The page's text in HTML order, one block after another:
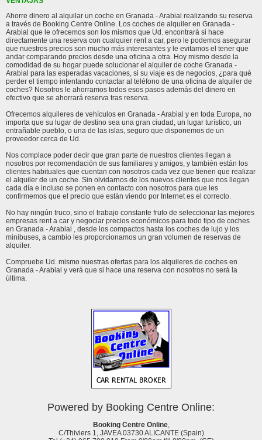
Ahorre dinero al alquilar un coche en Granada - Arabial realizando su reserva
a través de Booking Centre Online. Los coches de alquiler en Granada -
Arabial que le ofrecemos son los mismos que Ud. encontrará si hace
directamente una reserva con cualquier rent a car, pero le podemos asegurar
que nuestros precios son mucho más interesantes y le evitamos el tener que
andar comparando precios desde una oficina a otra. Hoy mismo desde la
comodidad de su hogar puede solucionar el alquiler de coche Granada -
Arabial para las esperadas vacaciones, si su viaje es de negocios, ¿para qué
perder el tiempo intentando contactar al teléfono de una oficina de alquiler de
coches? Nosotros le ahorramos todos esos pasos además del dinero en
efectivo que se ahorrará reserva tras reserva.
Ofrecemos alquileres de vehículos en Granada - Arabial y en toda Europa, no
importa que su lugar de destino sea una gran ciudad, un lugar turístico, un
entrañable pueblo, o una de las islas, seguro que disponemos de un
proveedor cerca de Ud.
Nos complace poder decir que gran parte de nuestros clientes llegan a
nosotros por recomendación de sus familiares y amigos, y también están los
clientes habituales que cuentan con nosotros cada vez que tienen que realizar
el alquiler de un coche. Sin olvidarnos de los nuevos clientes que nos llegan
cada día e incluso se ponen en contacto con nosotros para que les
confirmemos que el precio que están viendo por Internet es el correcto.
No hay ningún truco, sino el trabajo constante fruto de seleccionar las mejores
empresas rent a car y negociar precios económicos para todo tipo de coches
en Granada - Arabial , desde los compactos hasta los coches de lujo y los
minibuses, a cambio les proporcionamos un gran volumen de reservas de
alquiler.
Compruebe Ud. mismo nuestras ofertas para los alquileres de coches en
Granada - Arabial y verá que si hace una reserva con nosotros no será la
última.
Powered by Booking Centre Online:
Booking Centre Online,
C/Thiviers 1, JAVEA 03730 ALICANTE (Spain)